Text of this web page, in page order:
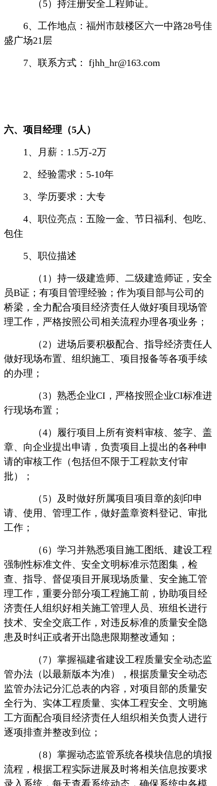
（5）持注册安全工程师证。
6、工作地点：福州市鼓楼区六一中路28号佳
盛广场21 层
7、联系方式： fjhh_hr@163.com
六、项目经理（5人）
1 、月薪： 1.5万-2万
2、经验需求： 5-10年
3、学历要求：大专
4、职位亮点：五险一金、节日福利、包吃、
包住
5、职位描述
（1 ）持一级建造师、二级建造师证，安全
员B证；有项目管理经验；作为项目部与公司的
桥梁，全力配合项目经济责任人做好项目现场管
理工作，严格按照公司相关流程办理各项业务；
（2）进场后要积极配合、指导经济责任人
做好现场布置、组织施工、项目报备等各项手续
的办理；
（3）熟悉企业CI ，严格按照企业CI标准进
行现场布置；
（4）履行项目上所有资料审核、签字、盖
章、向企业提出申请，负责项目上提出的各种申
请的审核工作（包括但不限于工程款支付审
批）；
（5）及时做好所属项目项目章的刻印申
请、使用、管理工作，做好盖章资料登记、审批
工作；
（6）学习并熟悉项目施工图纸、建设工程
强制性标准文件、安全文明标准示范图集，检
查、指导、督促项目开展现场质量、安全施工管
理工作，重要分部分项工程施工前，协助项目经
济责任人组织好相关施工管理人员、班组长进行
技术、安全交底工作，对违反标准的质量安全隐
患及时纠正或者开出隐患限期整改通知；
（7）掌握福建省建设工程质量安全动态监
管办法（以最新版本为准），根据质量安全动态
监管办法记分汇总表的内容，对项目部的质量安
全行为、实体工程质量、实体工程安全、文明施
工方面配合项目经济责任人组织相关负责人进行
逐项排查并整改到位；
（8）掌握动态监管系统各模块信息的填报
流程，根据工程实际进展及时将相关信息按要求
录入系统，每天查看系统动态，确保系统中各模